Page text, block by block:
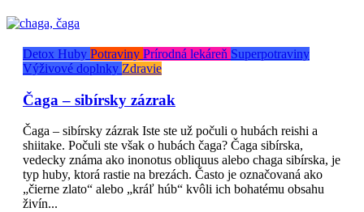
Detox Huby Potraviny Prírodná lekáreň Superpotraviny
Výživové doplnky Zdravie
Čaga – sibírsky zázrak
Čaga – sibírsky zázrak Iste ste už počuli o hubách reishi a
shiitake. Počuli ste však o hubách čaga? Čaga sibírska,
vedecky známa ako inonotus obliquus alebo chaga sibírska, je
typ huby, ktorá rastie na brezách. Často je označovaná ako
„čierne zlato“ alebo „kráľ húb“ kvôli ich bohatému obsahu
živín...